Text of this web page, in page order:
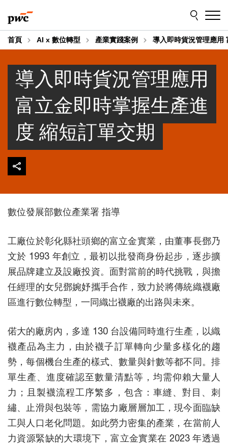
to
content
to
footer
首頁 AI x 數位轉型 產業實踐案例 導入即時貨況管理應用
導入即時貨況管理應用
富立金即時掌握生產進
度 縮短訂單交期
數位發展部數位產業署 指導
工廠位於彰化縣社頭鄉的富立金實業，由董事長鄧乃
文於 1993 年創立，最初以批發商身份起步，逐步擴
展品牌建立及設廠投資。面對當前的時代挑戰，與擔
任經理的女兒鄧婉妤攜手合作，致力於將傳統織襪廠
區進行數位轉型，一同織岀襪廠的出路與未來。
偌大的廠房內，多達 130 台設備同時進行生產，以織
襪產品為主力，由於襪子訂單轉向少量多樣化的趨
勢，每個機台生產的樣式、數量與針數等都不同。排
單生產、進度確認至數量清點等，均需仰賴大量人
力；且製襪流程工序繁多，包含：車縫、對目、刺
繡、止滑與包裝等，需協力廠層層加工，現今面臨缺
工與人口老化問題。如此勞力密集的產業，在當前人
力資源緊缺的大環境下，富立金實業在 2023 年透過